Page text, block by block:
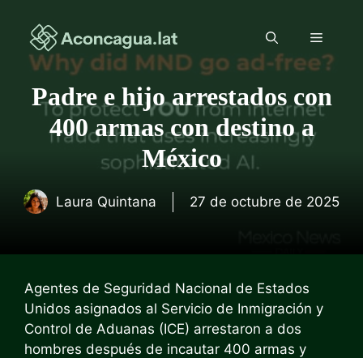
contenido
Menú
Padre e hijo arrestados con
400 armas con destino a
México
Laura Quintana 27 de octubre de 2025
Agentes de Seguridad Nacional de Estados
Unidos asignados al Servicio de Inmigración y
Control de Aduanas (ICE) arrestaron a dos
hombres después de incautar 400 armas y